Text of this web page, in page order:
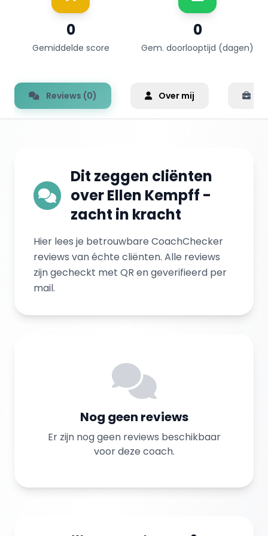
0
Gemiddelde score
0
Gem. doorlooptijd (dagen)
Reviews (0) Over mij
Dit zeggen cliënten
over Ellen Kempff -
zacht in kracht
Hier lees je betrouwbare CoachChecker
reviews van échte cliënten. Alle reviews
zijn gecheckt met QR en geverifieerd per
mail.
Nog geen reviews
Er zijn nog geen reviews beschikbaar
voor deze coach.